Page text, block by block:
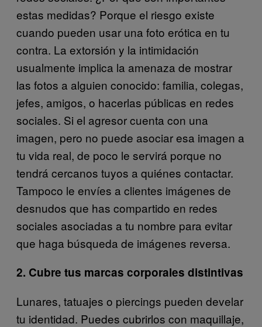
estas medidas? Porque el riesgo existe
cuando pueden usar una foto erótica en tu
contra. La extorsión y la intimidación
usualmente implica la amenaza de mostrar
las fotos a alguien conocido: familia, colegas,
jefes, amigos, o hacerlas públicas en redes
sociales. Si el agresor cuenta con una
imagen, pero no puede asociar esa imagen a
tu vida real, de poco le servirá porque no
tendrá cercanos tuyos a quiénes contactar.
Tampoco le envíes a clientes imágenes de
desnudos que has compartido en redes
sociales asociadas a tu nombre para evitar
que haga búsqueda de imágenes reversa.
2. Cubre tus marcas corporales distintivas
Lunares, tatuajes o piercings pueden develar
tu identidad. Puedes cubrirlos con maquillaje,